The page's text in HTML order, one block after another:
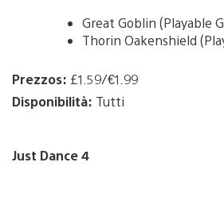
Great Goblin (Playable
Thorin Oakenshield
Prezzos: £1.59/€1.99
Disponibilità: Tutti
Just Dance 4